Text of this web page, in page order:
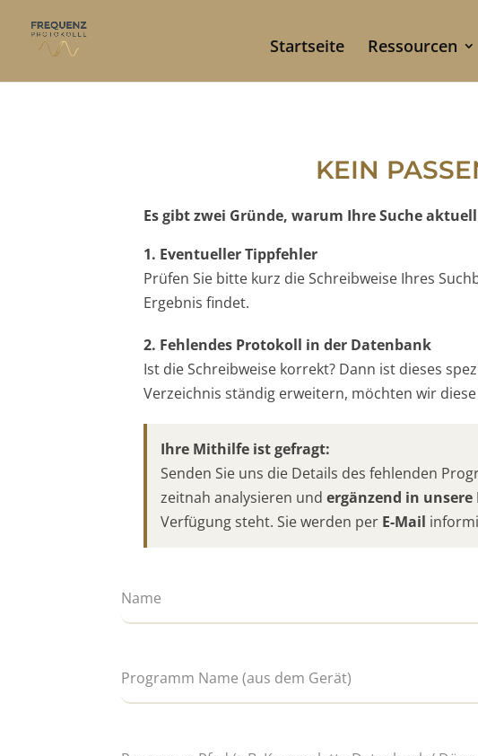
Startseite Ressourcen
KEIN
Es gibt zwei Gründe, warum Ihre Suche
1. Eventueller Tippfehler
Prüfen Sie bitte kurz die Schreibweise Ihres
Ergebnis findet.
2. Fehlendes Protokoll in der Datenbank
Ist die Schreibweise korrekt? Dann ist dieses
Verzeichnis ständig erweitern, möchten wir
Ihre Mithilfe ist gefragt:
Senden Sie uns die Details des fehlenden
zeitnah analysieren und ergänzend in
Verfügung steht. Sie werden per E-Mail